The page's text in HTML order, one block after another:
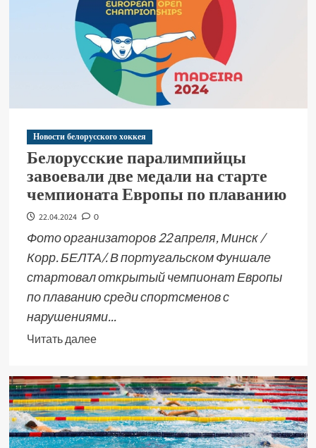
Новости белорусского хоккея
Белорусские паралимпийцы
завоевали две медали на старте
чемпионата Европы по плаванию
22.04.2024 0
Фото организаторов 22 апреля, Минск /
Корр. БЕЛТА/. В португальском Фуншале
стартовал открытый чемпионат Европы
по плаванию среди спортсменов с
нарушениями...
Читать далее